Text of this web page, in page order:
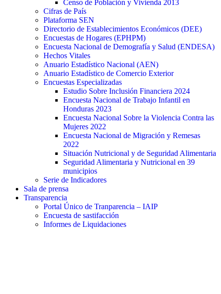
Censo de Población y Vivienda 2013
Cifras de País
Plataforma SEN
Directorio de Establecimientos Económicos (DEE)
Encuestas de Hogares (EPHPM)
Encuesta Nacional de Demografía y Salud (ENDESA)
Hechos Vitales
Anuario Estadístico Nacional (AEN)
Anuario Estadístico de Comercio Exterior
Encuestas Especializadas
Estudio Sobre Inclusión Financiera 2024
Encuesta Nacional de Trabajo Infantil en
Honduras 2023
Encuesta Nacional Sobre la Violencia Contra las
Mujeres 2022
Encuesta Nacional de Migración y Remesas
2022
Situación Nutricional y de Seguridad Alimentaria
Seguridad Alimentaria y Nutricional en 39
municipios
Serie de Indicadores
Sala de prensa
Transparencia
Portal Único de Tranparencia – IAIP
Encuesta de sastifacción
Informes de Liquidaciones